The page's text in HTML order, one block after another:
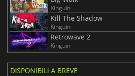
Kinguin
Kill The Shadow
Kinguin
Retrowave 2
Kinguin
DISPONIBILI A BREVE